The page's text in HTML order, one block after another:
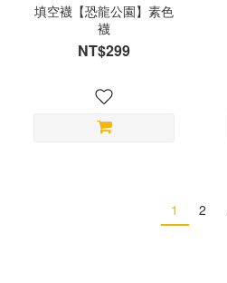
填空襪【恐龍公園】素色
襪
NT$299
1 2